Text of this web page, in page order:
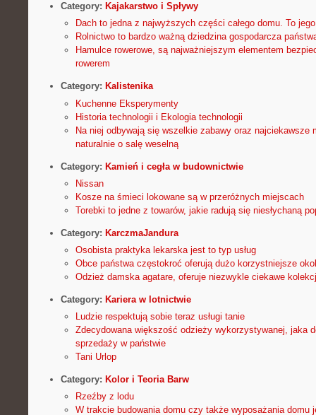
Category: Kajakarstwo i Spływy
Dach to jedna z najwyższych części całego domu. To jego
Rolnictwo to bardzo ważną dziedzina gospodarcza
Hamulce rowerowe, są najważniejszym elementem
rowerem
Category: Kalistenika
Kuchenne Eksperymenty
Historia technologii i Ekologia technologii
Na niej odbywają się wszelkie zabawy oraz najciekawsze
naturalnie o salę weselną
Category: Kamień i cegła w budownictwie
Nissan
Kosze na śmieci lokowane są w przeróżnych miejscach
Torebki to jedne z towarów, jakie radują się niesłychaną
Category: KarczmaJandura
Osobista praktyka lekarska jest to typ usług
Obce państwa częstokroć oferują dużo korzystniejsze
Odzież damska agatare, oferuje niezwykle ciekawe
Category: Kariera w lotnictwie
Ludzie respektują sobie teraz usługi tanie
Zdecydowana większość odzieży wykorzystywanej, jaka
sprzedaży w państwie
Tani Urlop
Category: Kolor i Teoria Barw
Rzeźby z lodu
W trakcie budowania domu czy także wyposażania domu